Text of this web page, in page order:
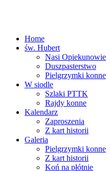
Home
św. Hubert
Nasi Opiekunowie
Duszpasterstwo
Pielgrzymki konne
W siodle
Szlaki PTTK
Rajdy konne
Kalendarz
Zaproszenia
Z kart historii
Galeria
Pielgrzymki konne
Z kart historii
Koń na płótnie